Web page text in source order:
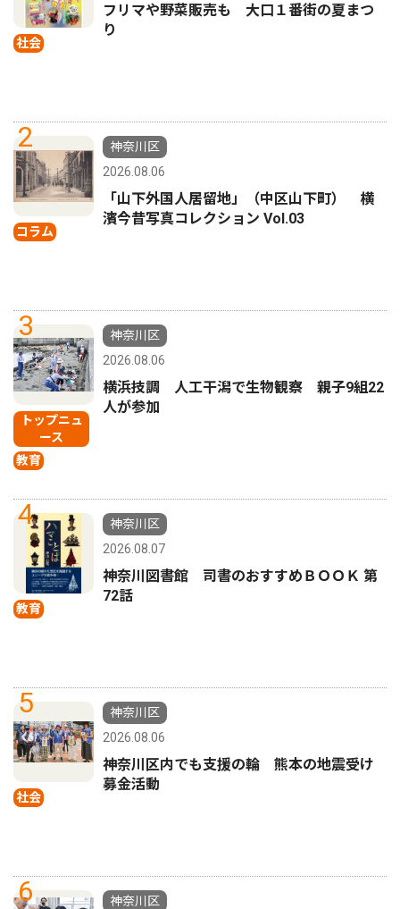
社会
フリマや野菜販売も 大口１番街の夏まつ
り
2
コラム
神奈川区
2026.08.06
「山下外国人居留地」（中区山下町） 横
濱今昔写真コレクション Vol.03
3
トップニュ
ース
教育
神奈川区
2026.08.06
横浜技調 人工干潟で生物観察 親子9組22
人が参加
4
教育
神奈川区
2026.08.07
神奈川図書館 司書のおすすめＢＯＯＫ 第
72話
5
社会
神奈川区
2026.08.06
神奈川区内でも支援の輪 熊本の地震受け
募金活動
6
神奈川区